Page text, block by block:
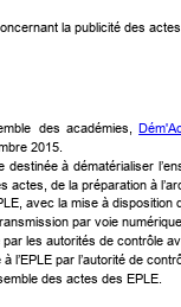
la publicité des
des académies,
2015.
destinée à dématérialiser
actes, de la préparation à
avec la mise à
transmission par voie
par les autorités de
à l’EPLE par l’autorité de
des actes des EPLE.